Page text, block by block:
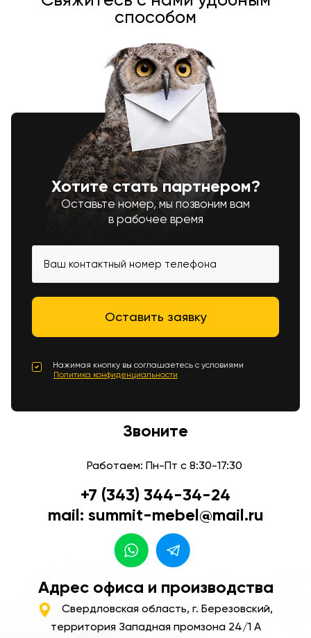
способом
Хотите стать партнером?
Оставьте номер, мы позвоним вам
в рабочее время
Нажимая кнопку вы соглашаетесь с условиями
Политика конфиденциальности
Звоните
Работаем: Пн-Пт с 8:30-17:30
+7 (343) 344-34-24
mail: summit-mebel@mail.ru
Адрес офиса и производства
Свердловская область, г. Березовский,
территория Западная промзона 24/1 А